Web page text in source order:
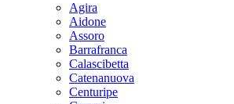
Agira
Aidone
Assoro
Barrafranca
Calascibetta
Catenanuova
Centuripe